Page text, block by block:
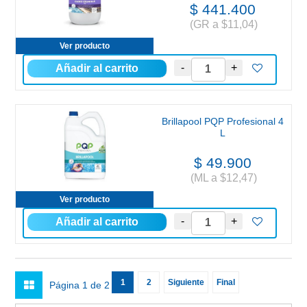
Ver producto
$ 441.400
(GR a $11,04)
Ver producto
Brillapool PQP Profesional 4
L
$ 49.900
(ML a $12,47)
Página 1 de 2 1 2 Siguiente Final